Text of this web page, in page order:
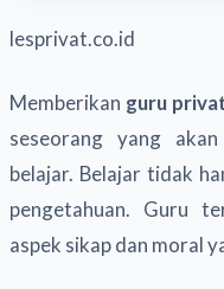
lesprivat.co.id
Memberikan guru
seseorang yang
belajar. Belajar tidak
pengetahuan. Guru
aspek sikap dan moral